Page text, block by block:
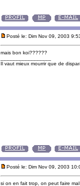
Posté le: Dim Nov 09, 2003
mais bon koi??????
Il vaut mieux mourrir que de
Posté le: Dim Nov 09, 2003
si on en fait trop, on peut faire mal